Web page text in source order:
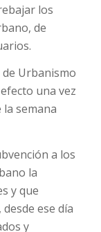
los
de
Urbanismo
una vez
semana
a los
la
y que
ese día
y